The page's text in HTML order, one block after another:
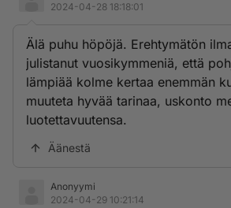
2024-04-28 18:18:01
Älä puhu höpöjä. Erehtymätön
julistanut vuosikymmeniä, että
lämpiää kolme kertaa enemmän
muuteta hyvää tarinaa, uskonto
luotettavuutensa.
Äänestä
Anonyymi
2024-04-29 10:21:14